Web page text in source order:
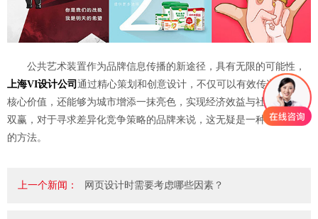
公共艺术装置作为品牌信息传播的新途径，具有无限的可能性，
上海VI设计公司 通过精心策划和创意设计，不仅可以有效传递品牌的
核心价值，还能够为城市增添一抹亮色，实现经济效益与社会效益的
双赢，对于寻求差异化竞争策略的品牌来说，这无疑是一种值得尝试
的方法。
上一个新闻： 网页设计时需要考虑哪些因素？